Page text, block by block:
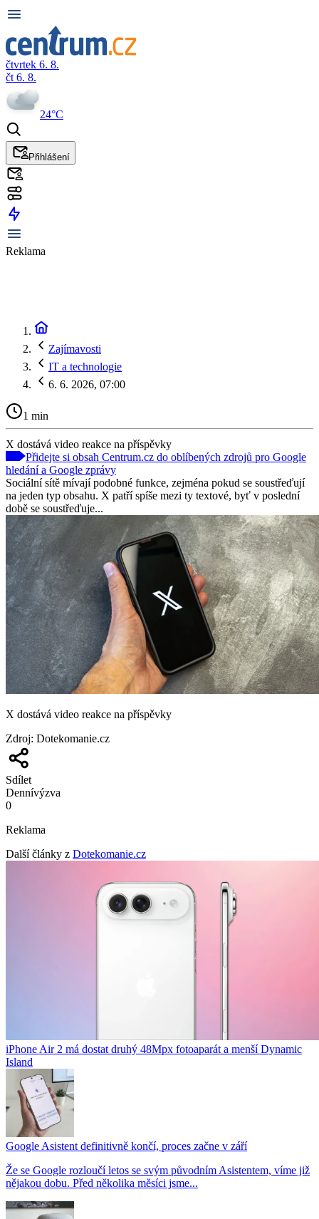
čtvrtek 6. 8.
čt 6. 8.
24°C
Přihlášení
Reklama
Zajímavosti
IT a technologie
6. 6. 2026, 07:00
1 min
X dostává video reakce na příspěvky
Přidejte si obsah Centrum.cz do oblíbených zdrojů pro Google
hledání a Google zprávy
Sociální sítě mívají podobné funkce, zejména pokud se soustřeďují
na jeden typ obsahu. X patří spíše mezi ty textové, byť v poslední
době se soustřeďuje...
X dostává video reakce na příspěvky
Zdroj: Dotekomanie.cz
Sdílet
Dennívýzva
0
Reklama
Další články z Dotekomanie.cz
iPhone Air 2 má dostat druhý 48Mpx fotoaparát a menší Dynamic
Island
Google Asistent definitivně končí, proces začne v září
Že se Google rozloučí letos se svým původním Asistentem, víme již
nějakou dobu. Před několika měsíci jsme...